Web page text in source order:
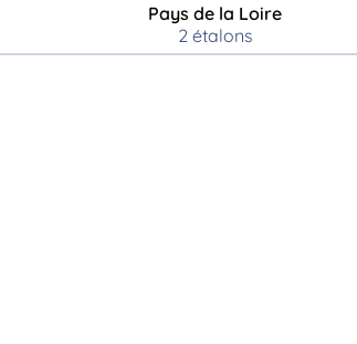
Pays de la Loire
2 étalons